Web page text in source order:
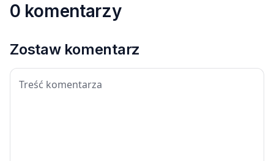
0 komentarzy
Zostaw komentarz